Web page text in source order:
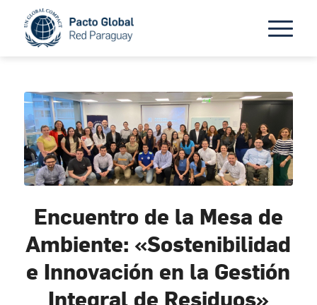
Encuentro de la Mesa de
Ambiente: «Sostenibilidad
e Innovación en la Gestión
Integral de Residuos»